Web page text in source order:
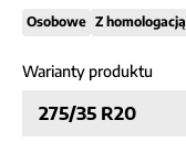
Osobowe Z homologacją
Warianty produktu
275/35 R20